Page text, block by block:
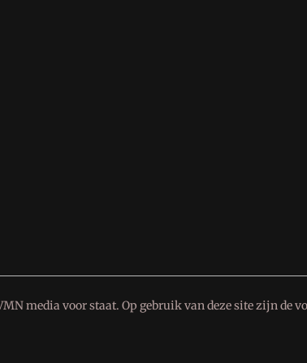
media voor staat. Op gebruik van deze site zijn de